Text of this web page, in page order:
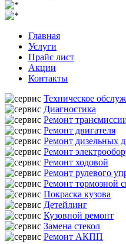
Главная
Услуги
Прайс лист
Акции
Контакты
Техническое
Диагностика
Ремонт
Ремонт двигателя
Ремонт дизельных
Ремонт
Ремонт ходовой
Ремонт рулевого
Ремонт тормозной
Покраска кузова
Детейлинг
Кузовной ремонт
Замена стекол
Ремонт АКПП